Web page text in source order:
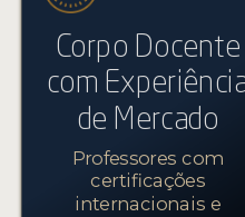
Corpo Docente
com
de Mercado
Professores com
certificações
internacionais e